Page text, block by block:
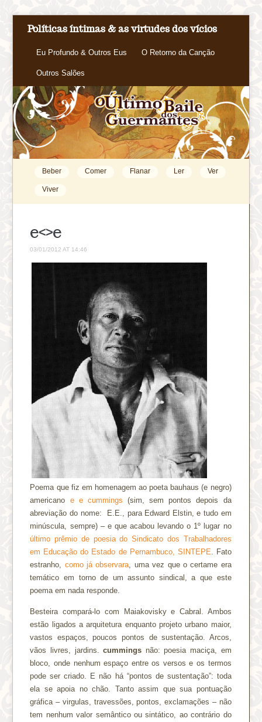
Políticas íntimas & as virtudes dos vícios
Eu Profundo & Outros Eus O Retorno da Canção
Outros Salões
Beber Comer Flanar Ler Ver
Viver
e<>e
03/01/2012 AT 14:46
Poema que fiz em homenagem ao poeta bauhaus (e negro)
americano e e cummings (sim, sem pontos depois da
abreviação do nome: E.E., para Edward Elstin, e tudo em
minúscula, sempre) – e que acabou levando o 1º lugar no
último prêmio de poesia do Sindicato dos Trabalhadores
em Educação do Estado de Pernambuco, SINTEPE . Fato
estranho, como já observara , uma vez que o certame era
temático em torno de um assunto sindical, a que este
poema em nada responde.
Besteira compará-lo com Maiakovisky e Cabral. Ambos
estão ligados a arquitetura enquanto projeto urbano maior,
vastos espaços, poucos pontos de sustentação. Arcos,
vãos livres, jardins.cummings não: poesia maciça, em
bloco, onde nenhum espaço entre os versos e os termos
pode ser criado. E não há “pontos de sustentação”: toda
ela se apoia no chão. Tanto assim que sua pontuação
gráfica – virgulas, travessões, pontos, exclamações – não
tem nenhum valor semântico ou sintático, ao contrário do